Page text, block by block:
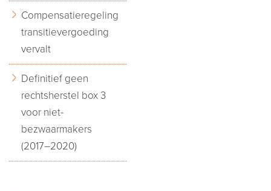
Compensatieregeling
transitievergoeding
vervalt
Definitief geen
rechtsherstel box 3
voor niet-
bezwaarmakers
(2017–2020)